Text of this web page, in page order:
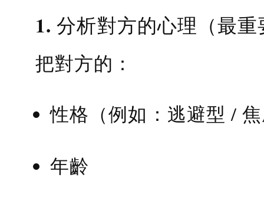
1. 分析對方的心理（最
把對方的：
性格（例如：逃避型 /
年齡